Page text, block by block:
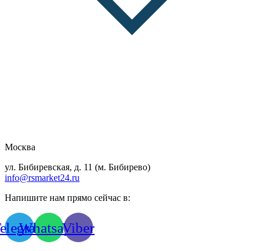
Москва
ул. Бибиревская, д. 11 (м. Бибирево)
info@rsmarket24.ru
Напишите нам прямо сейчас в:
WhatsappViber